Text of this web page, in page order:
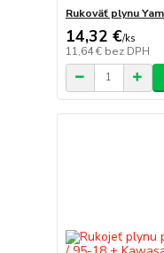
Rukoväť plynu
14,32 €/ks
11,64 € bez DPH